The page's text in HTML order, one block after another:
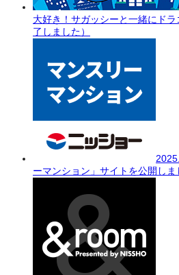
大好き！サガッシーと一緒にド
了しました）
ーマンション」サイトを公開しま